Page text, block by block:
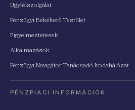
Ügyfélszolgálat
Pénzügyi Békéltető Testület
Figyelmeztetések
Alkalmazások
Pénzügyi Navigátor Tanácsadó Irodahálózat
PÉNZPIACI INFORMÁCIÓK